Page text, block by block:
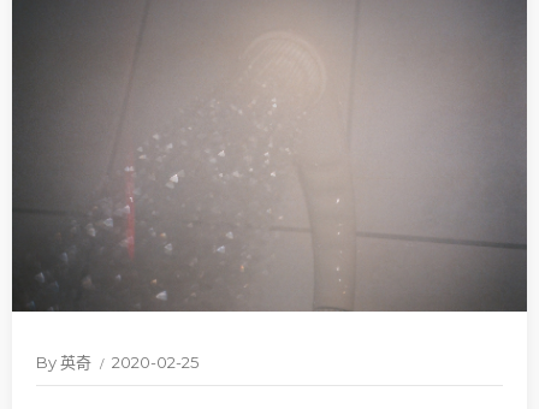
By英奇 2020-02-25